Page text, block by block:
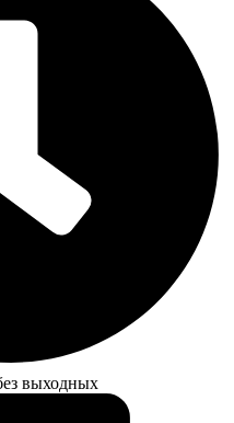
выходных